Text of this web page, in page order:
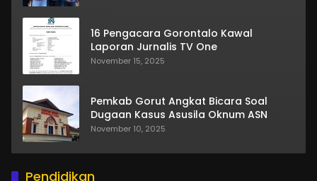
16 Pengacara Gorontalo Kawal
Laporan Jurnalis TV One
November 15, 2025
Pemkab Gorut Angkat Bicara Soal
Dugaan Kasus Asusila Oknum ASN
November 10, 2025
Pendidikan